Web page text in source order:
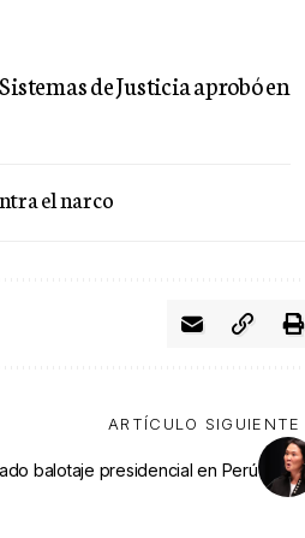
de Justicia aprobó en
el narco
ARTÍCULO SIGUIENTE
balotaje presidencial en Perú